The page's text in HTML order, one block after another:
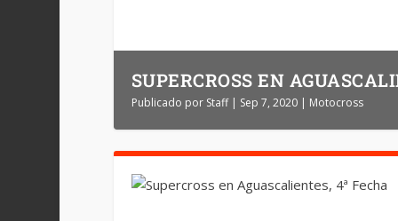
SUPERCROSS EN
Publicado por Staff| Sep 7, 2020| Motocross